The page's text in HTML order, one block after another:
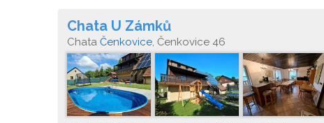
Chata U Zámků
Chata Čenkovice, Čenkovice 46